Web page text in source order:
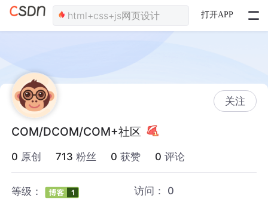
打开APP
关注
COM/DCOM/COM+社区
0 原创 713 粉丝 0 获赞 0 评论
等级： 访问： 0